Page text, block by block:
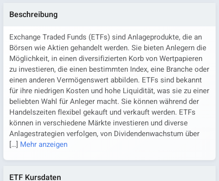
Beschreibung
Exchange Traded Funds (ETFs) sind Anlageprodukte, die an
Börsen wie Aktien gehandelt werden. Sie bieten Anlegern die
Möglichkeit, in einen diversifizierten Korb von Wertpapieren
zu investieren, die einen bestimmten Index, eine Branche oder
einen anderen Vermögenswert abbilden. ETFs sind bekannt
für ihre niedrigen Kosten und hohe Liquidität, was sie zu einer
beliebten Wahl für Anleger macht. Sie können während der
Handelszeiten flexibel gekauft und verkauft werden. ETFs
können in verschiedene Märkte investieren und diverse
Anlagestrategien verfolgen, von Dividendenwachstum über
[…] Mehr anzeigen
ETF Kursdaten